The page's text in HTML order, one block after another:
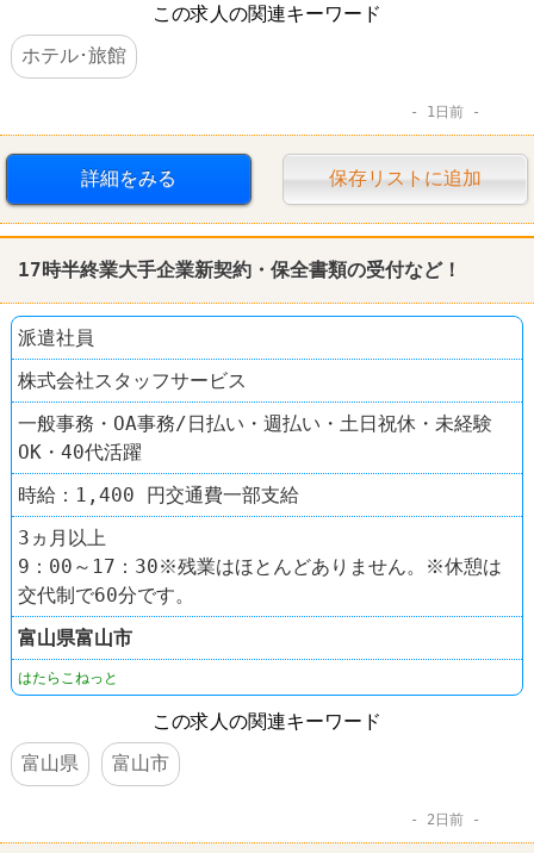
この求人の関連キーワード
ホテル･旅館
1日前
詳細をみる 保存リストに追加
17時半終業大手企業新契約・保全書類の受付など！
派遣社員
株式会社スタッフサービス
一般事務・OA事務/日払い・週払い・土日祝休・未経験
OK・40代活躍
時給：1,400 円交通費一部支給
3ヵ月以上
9：00～17：30※残業はほとんどありません。※休憩は
交代制で60分です。
富山県富山市
はたらこねっと
この求人の関連キーワード
富山県
富山市
2日前